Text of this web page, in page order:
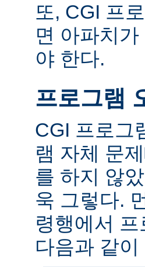
또, CGI 프
면 아파치
야 한다.
프로그램
CGI 프로그
램 자체 문
를 하지 않
욱 그렇다.
령행에서
다음과 같